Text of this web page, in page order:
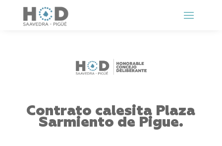
Contrato calesita Plaza
Sarmiento de Pigue.